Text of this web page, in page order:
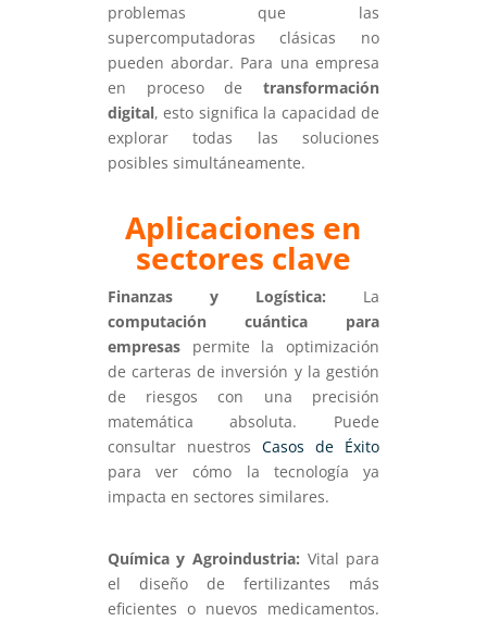
problemas que las
supercomputadoras clásicas no
pueden abordar. Para una empresa
en proceso detransformación
digital, esto significa la capacidad de
explorar todas las soluciones
posibles simultáneamente.
Aplicaciones en
sectores clave
Finanzas y Logística: La
computación cuántica para
empresaspermite la optimización
de carteras de inversión y la gestión
de riesgos con una precisión
matemática absoluta. Puede
consultar nuestros Casos de Éxito
para ver cómo la tecnología ya
impacta en sectores similares.
Química y Agroindustria: Vital para
el diseño de fertilizantes más
eficientes o nuevos medicamentos.